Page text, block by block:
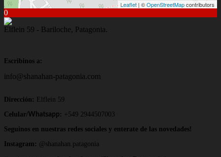
Leaflet | ©OpenStreetMapcontributors
0
Elflein 59 - Bariloche, Patagonia.
Escribinos a:
info@shanahan-patagonia.com
Dirección:
Elflein 59
Celular/Whatsapp : +549 2944507003
Seguinos en nuestras redes sociales y enterate de las novedades!
Instagram: @shanahan.patagonia